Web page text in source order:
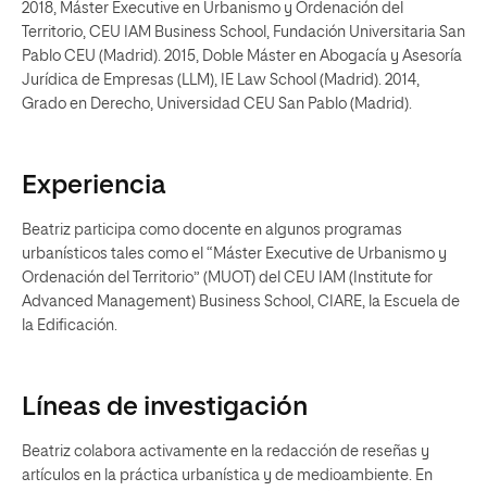
2018, Máster Executive en Urbanismo y Ordenación del
Territorio, CEU IAM Business School, Fundación Universitaria San
Pablo CEU (Madrid). 2015, Doble Máster en Abogacía y Asesoría
Jurídica de Empresas (LLM), IE Law School (Madrid). 2014,
Grado en Derecho, Universidad CEU San Pablo (Madrid).
Experiencia
Beatriz participa como docente en algunos programas
urbanísticos tales como el “Máster Executive de Urbanismo y
Ordenación del Territorio” (MUOT) del CEU IAM (Institute for
Advanced Management) Business School, CIARE, la Escuela de
la Edificación.
Líneas de investigación
Beatriz colabora activamente en la redacción de reseñas y
artículos en la práctica urbanística y de medioambiente. En